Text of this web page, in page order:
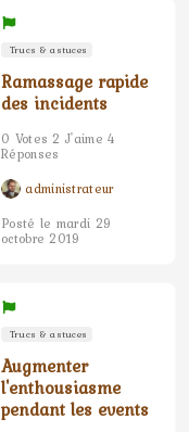
Trucs & astuces
Ramassage rapide
des incidents
0 Votes 2 J'aime 4
Réponses
administrateur
Posté le mardi 29
octobre 2019
Trucs & astuces
Augmenter
l'enthousiasme
pendant les events